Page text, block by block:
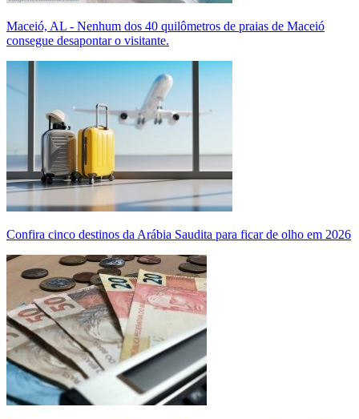
Maceió, AL - Nenhum dos 40 quilômetros de praias de Maceió
consegue desapontar o visitante.
Confira cinco destinos da Arábia Saudita para ficar de olho em 2026